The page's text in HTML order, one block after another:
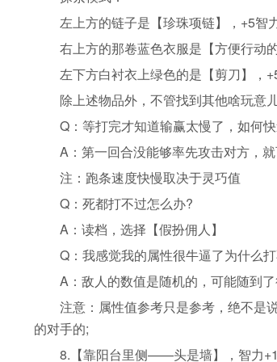
左上方的链子是【珍珠项链】，+5智
右上方的那卷蓝色衣服是【方便行动
左下方白衬衣上绿色的是【剪刀】，
除上述物品外，不管找到其他啥玩意
Q：等打完才知道输赢太慢了，如何快
A：第一回合没能够率先攻击对方，就
注：跑条速度快慢取决于灵巧值
Q：死都打不过怎么办?
A：读档，选择【假扮佣人】
Q：我感觉我的属性很牛逼了为什么
A：敌人的数值是随机的，可能随到了
注意：属性值参考只是参考，绝不是说
的对手的;
8.【靠阳台里侧——头是墙】，智力